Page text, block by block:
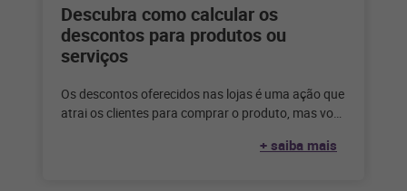
Descubra como calcular os
descontos para produtos ou
serviços
Os descontos oferecidos nas lojas é uma ação que
atrai os clientes para comprar o produto, mas você
+ saiba mais